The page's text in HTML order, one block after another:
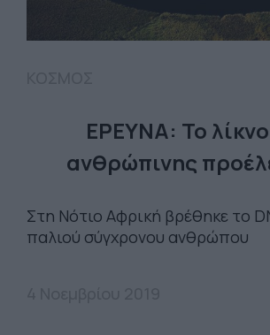
ΕΡΕΥΝΑ: Το
ανθρώπινης
Στη Νότιο Αφρική βρέθηκε το
παλιού σύγχρονου ανθρώπου